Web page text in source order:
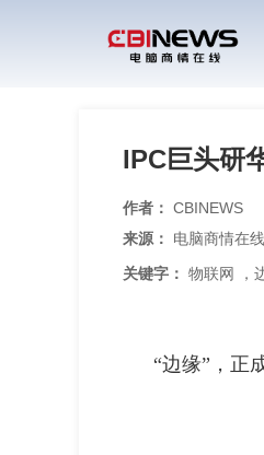
IPC巨头研
作者： CBINEWS
来源： 电脑商情在线
关键字： 物联网 ，
“边缘”，正